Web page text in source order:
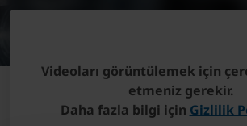
Videoları görüntülemek için
etmeniz gerekir.
Daha fazla bilgi için Gizlilik